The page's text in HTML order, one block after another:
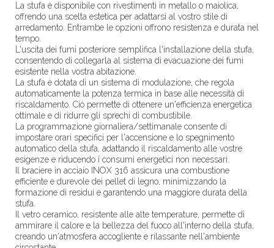
La stufa è disponibile con rivestimenti in metallo o maiolica,
offrendo una scelta estetica per adattarsi al vostro stile di
arredamento. Entrambe le opzioni offrono resistenza e durata nel
tempo.
L'uscita dei fumi posteriore semplifica l'installazione della stufa,
consentendo di collegarla al sistema di evacuazione dei fumi
esistente nella vostra abitazione.
La stufa è dotata di un sistema di modulazione, che regola
automaticamente la potenza termica in base alle necessità di
riscaldamento. Ciò permette di ottenere un'efficienza energetica
ottimale e di ridurre gli sprechi di combustibile.
La programmazione giornaliera/settimanale consente di
impostare orari specifici per l'accensione e lo spegnimento
automatico della stufa, adattando il riscaldamento alle vostre
esigenze e riducendo i consumi energetici non necessari.
Il braciere in acciaio INOX 316 assicura una combustione
efficiente e durevole dei pellet di legno, minimizzando la
formazione di residui e garantendo una maggiore durata della
stufa.
Il vetro ceramico, resistente alle alte temperature, permette di
ammirare il calore e la bellezza del fuoco all'interno della stufa,
creando un'atmosfera accogliente e rilassante nell'ambiente